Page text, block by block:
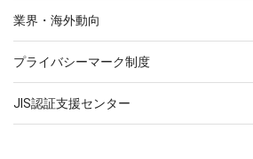
業界・海外動向
プライバシーマーク制度
JIS認証支援センター